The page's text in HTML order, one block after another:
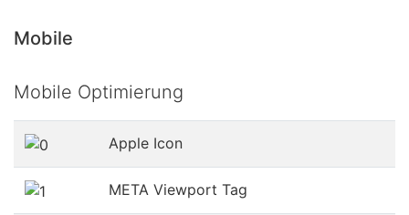
Mobile
Mobile Optimierung
Apple Icon
META Viewport Tag